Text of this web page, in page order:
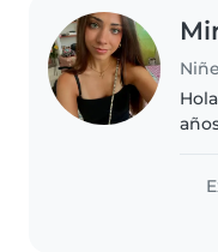
años. Soy una persona